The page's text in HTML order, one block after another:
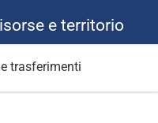
e territorio
trasferimenti